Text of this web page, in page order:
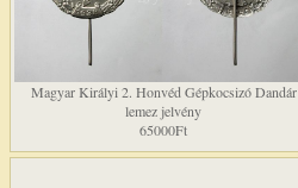
Magyar Királyi 2. Honvéd Gépkocsizó Dandár
lemez jelvény
65000Ft